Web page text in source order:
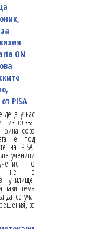
ON
PISA
деца у нас
е под
на PISA.
ученици
по
не е
училище,
тази тема
да се учат
за